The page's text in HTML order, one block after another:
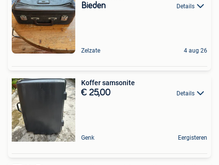
Bieden Details
Zelzate 4 aug 26
Koffer samsonite
€ 25,00 Details
Genk Eergisteren